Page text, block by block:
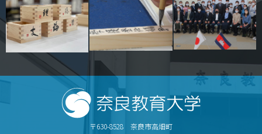
〒630-8528 奈良市高畑町